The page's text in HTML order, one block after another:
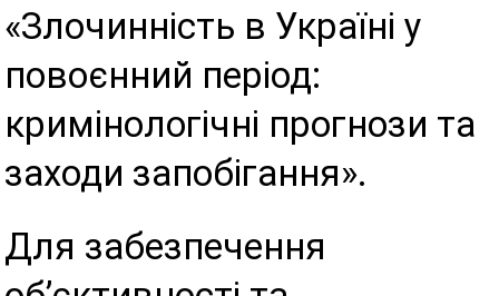
«Злочинність в Україні у
повоєнний період:
кримінологічні прогнози та
заходи запобігання».
Для забезпечення